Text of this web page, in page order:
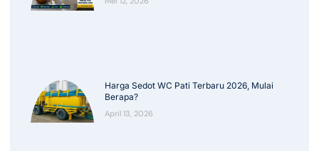
Harga Sedot WC Pati Terbaru 2026, Mulai
Berapa?
April 13, 2026